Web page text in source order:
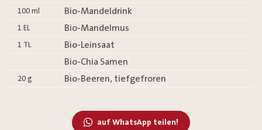
100 ml Bio-Mandeldrink
1 EL Bio-Mandelmus
1 TL
Bio-Leinsaat
Bio-Chia Samen
20 g Bio-Beeren, tiefgefroren
auf WhatsApp teilen!